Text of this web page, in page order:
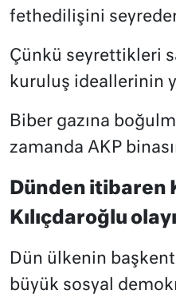
fethedilişini
Çünkü seyrettikleri
kuruluş ideallerinin
Biber gazına
zamanda AKP
Dünden itibaren
Kılıçdaroğlu
Dün ülkenin
büyük sosyal